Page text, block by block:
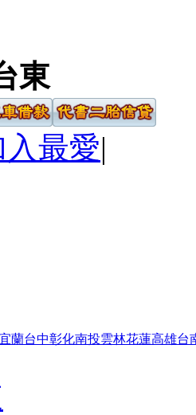
東
入最愛|
蘭台中彰化南投雲林花蓮高雄台